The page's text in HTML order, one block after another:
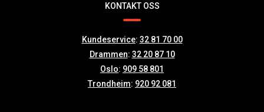
KONTAKT OSS
Kundeservice: 32 81 70 00
Drammen: 32 20 87 10
Oslo: 909 58 801
Trondheim: 920 92 081